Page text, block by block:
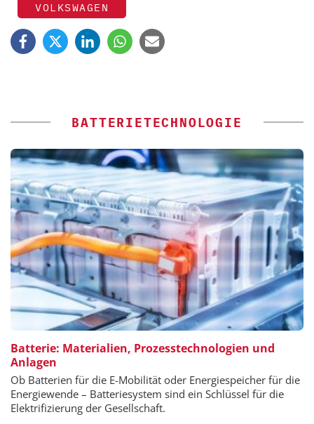
VOLKSWAGEN
BATTERIETECHNOLOGIE
Batterie: Materialien, Prozesstechnologien und
Anlagen
Ob Batterien für die E-Mobilität oder Energiespeicher für die
Energiewende – Batteriesystem sind ein Schlüssel für die
Elektrifizierung der Gesellschaft.